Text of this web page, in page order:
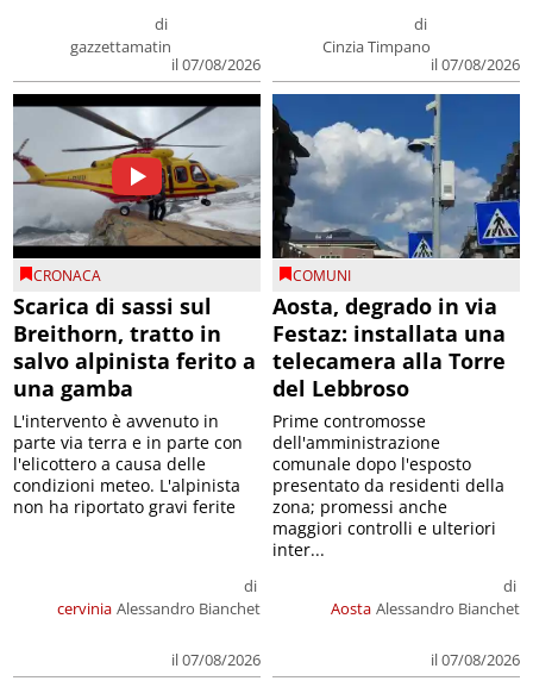
di
gazzettamatin
il 07/08/2026
di
Cinzia Timpano
il 07/08/2026
CRONACA
Scarica di sassi sul
Breithorn, tratto in
salvo alpinista ferito a
una gamba
cervinia
di
Alessandro Bianchet
il 07/08/2026
L'intervento è avvenuto in
parte via terra e in parte con
l'elicottero a causa delle
condizioni meteo. L'alpinista
non ha riportato gravi ferite
COMUNI
Aosta, degrado in via
Festaz: installata una
telecamera alla Torre
del Lebbroso
Aosta
di
Alessandro Bianchet
il 07/08/2026
Prime contromosse
dell'amministrazione
comunale dopo l'esposto
presentato da residenti della
zona; promessi anche
maggiori controlli e ulteriori
inter...